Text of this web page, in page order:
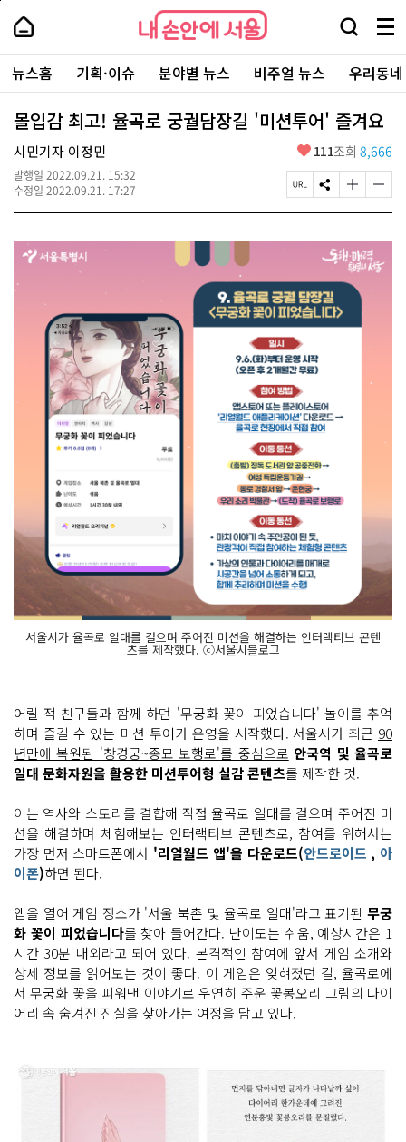
본
로
가
내
손
안
에
서
울
-
서
울
시
대
표
소
포
털
내
손
에
울
검
창
열
기
메
뉴
전
체
보
주
요
서
뉴스홈 기획·이슈 분야별 뉴스 비주얼 뉴스 우리동
몰입감 최고! 율곡로 궁궐담장길 '미션투어' 즐겨요
시민기자 이정민
발행일 2022.09.21. 15:32
수정일 2022.09.21. 17:27
좋
요
111조회 8,666
페
이
U
복
사
S
N
공
유
하
기
글
자
기
크
게
변
경
하
기
글
자
기
게
서울시가 율곡로 일대를 걸으며 주어진 미션을 해결하는 인터랙티브 콘텐
츠를 제작했다. ⓒ서울시블로그
어릴 적 친구들과 함께 하던 '무궁화 꽃이 피었습니다' 놀이를 추억
하며 즐길 수 있는 미션 투어가 운영을 시작했다. 서울시가 최근 90
년만에 복원된 '창경궁~종묘 보행로'를 중심으로 안국역 및 율곡로
일대 문화자원을 활용한 미션투어형 실감 콘텐츠를 제작한 것.
이는 역사와 스토리를 결합해 직접 율곡로 일대를 걸으며 주어진 미
션을 해결하며 체험해보는 인터랙티브 콘텐츠로, 참여를 위해서는
가장 먼저 스마트폰에서 '리얼월드 앱'을 다운로드(안드로이드 , 아
이폰)하면 된다.
앱을 열어 게임 장소가 '서울 북촌 및 율곡로 일대'라고 표기된 무궁
화 꽃이 피었습니다를 찾아 들어간다. 난이도는 쉬움, 예상시간은 1
시간 30분 내외라고 되어 있다. 본격적인 참여에 앞서 게임 소개와
상세 정보를 읽어보는 것이 좋다. 이 게임은 잊혀졌던 길, 율곡로에
서 무궁화 꽃을 피워낸 이야기로 우연히 주운 꽃봉오리 그림의 다이
어리 속 숨겨진 진실을 찾아가는 여정을 담고 있다.
페
상
단
로